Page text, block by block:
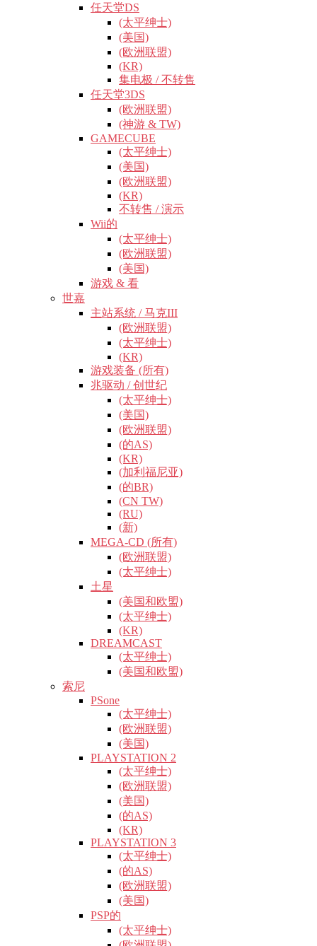
任天堂DS
(太平绅士)
(美国)
(欧洲联盟)
(KR)
集电极 / 不转售
任天堂3DS
(欧洲联盟)
(神游 & TW)
GAMECUBE
(太平绅士)
(美国)
(欧洲联盟)
(KR)
不转售 / 演示
Wii的
(太平绅士)
(欧洲联盟)
(美国)
游戏 & 看
世嘉
主站系统 / 马克III
(欧洲联盟)
(太平绅士)
(KR)
游戏装备 (所有)
兆驱动 / 创世纪
(太平绅士)
(美国)
(欧洲联盟)
(的AS)
(KR)
(加利福尼亚)
(的BR)
(CN TW)
(RU)
(新)
MEGA-CD (所有)
(欧洲联盟)
(太平绅士)
土星
(美国和欧盟)
(太平绅士)
(KR)
DREAMCAST
(太平绅士)
(美国和欧盟)
索尼
PSone
(太平绅士)
(欧洲联盟)
(美国)
PLAYSTATION 2
(太平绅士)
(欧洲联盟)
(美国)
(的AS)
(KR)
PLAYSTATION 3
(太平绅士)
(的AS)
(欧洲联盟)
(美国)
PSP的
(太平绅士)